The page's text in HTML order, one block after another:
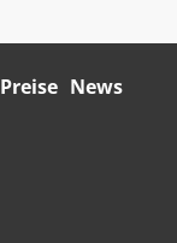
Preise News